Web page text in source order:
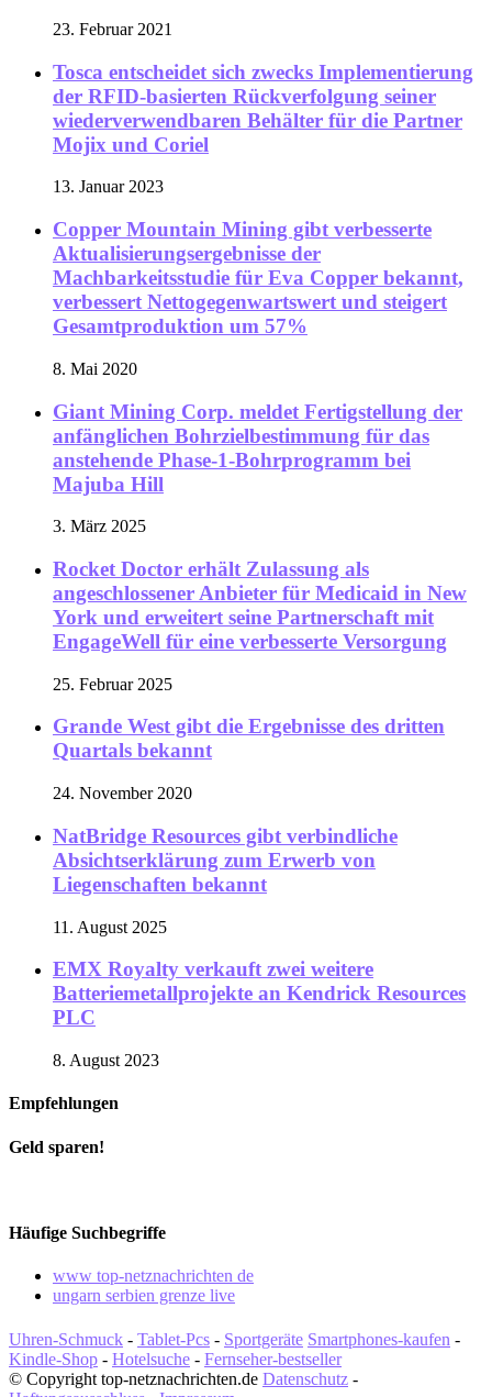
23. Februar 2021
Tosca entscheidet sich zwecks Implementierung
der RFID-basierten Rückverfolgung seiner
wiederverwendbaren Behälter für die Partner
Mojix und Coriel
13. Januar 2023
Copper Mountain Mining gibt verbesserte
Aktualisierungsergebnisse der
Machbarkeitsstudie für Eva Copper bekannt,
verbessert Nettogegenwartswert und steigert
Gesamtproduktion um 57%
8. Mai 2020
Giant Mining Corp. meldet Fertigstellung der
anfänglichen Bohrzielbestimmung für das
anstehende Phase-1-Bohrprogramm bei
Majuba Hill
3. März 2025
Rocket Doctor erhält Zulassung als
angeschlossener Anbieter für Medicaid in New
York und erweitert seine Partnerschaft mit
EngageWell für eine verbesserte Versorgung
25. Februar 2025
Grande West gibt die Ergebnisse des dritten
Quartals bekannt
24. November 2020
NatBridge Resources gibt verbindliche
Absichtserklärung zum Erwerb von
Liegenschaften bekannt
11. August 2025
EMX Royalty verkauft zwei weitere
Batteriemetallprojekte an Kendrick Resources
PLC
8. August 2023
Empfehlungen
Geld sparen!
Häufige Suchbegriffe
www top-netznachrichten de
ungarn serbien grenze live
Uhren-Schmuck - Tablet-Pcs - Sportgeräte Smartphones-kaufen -
Kindle-Shop - Hotelsuche - Fernseher-bestseller
© Copyright top-netznachrichten.de Datenschutz -